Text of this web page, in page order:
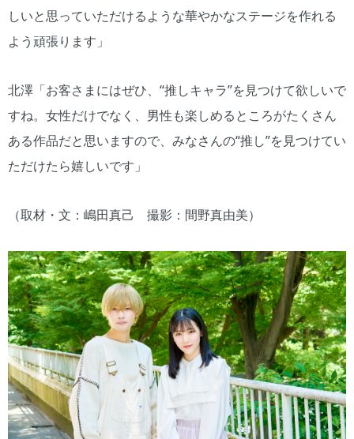
しいと思っていただけるような華やかなステージを作れる
よう頑張ります」
北澤「お客さまにはぜひ、“推しキャラ”を見つけて欲しいで
すね。女性だけでなく、男性も楽しめるところがたくさん
ある作品だと思いますので、みなさんの“推し”を見つけてい
ただけたら嬉しいです」
（取材・文：嶋田真己 撮影：間野真由美）